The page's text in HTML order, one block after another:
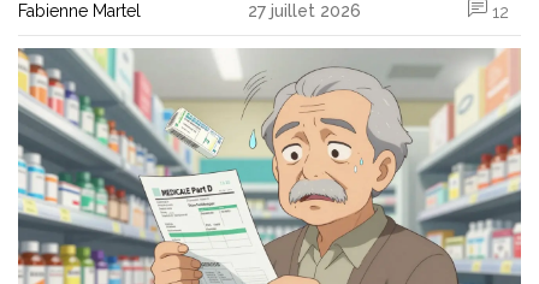
Fabienne Martel 27 juillet 2026 12